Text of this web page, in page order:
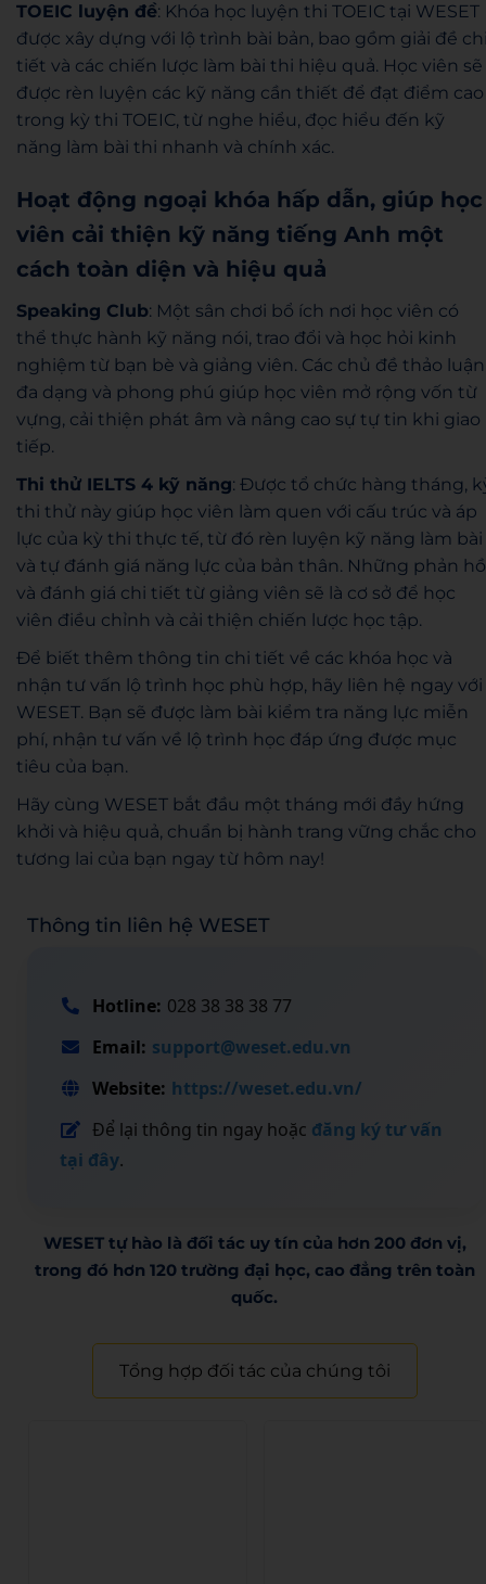
TOEIC luyện đề: Khóa học luyện thi TOEIC tại WESET
được xây dựng với lộ trình bài bản, bao gồm giải đề
tiết và các chiến lược làm bài thi hiệu quả. Học viên sẽ
được rèn luyện các kỹ năng cần thiết để đạt điểm cao
trong kỳ thi TOEIC, từ nghe hiểu, đọc hiểu đến kỹ
năng làm bài thi nhanh và chính xác.
Hoạt động ngoại khóa hấp dẫn, giúp học
viên cải thiện kỹ năng tiếng Anh một
cách toàn diện và hiệu quả
Speaking Club: Một sân chơi bổ ích nơi học viên có
thể thực hành kỹ năng nói, trao đổi và học hỏi kinh
nghiệm từ bạn bè và giảng viên. Các chủ đề thảo luận
đa dạng và phong phú giúp học viên mở rộng vốn từ
vựng, cải thiện phát âm và nâng cao sự tự tin khi giao
tiếp.
Thi thử IELTS 4 kỹ năng: Được tổ chức hàng tháng,
thi thử này giúp học viên làm quen với cấu trúc và áp
lực của kỳ thi thực tế, từ đó rèn luyện kỹ năng làm bài
và tự đánh giá năng lực của bản thân. Những phản
và đánh giá chi tiết từ giảng viên sẽ là cơ sở để học
viên điều chỉnh và cải thiện chiến lược học tập.
Để biết thêm thông tin chi tiết về các khóa học và
nhận tư vấn lộ trình học phù hợp, hãy liên hệ ngay với
WESET. Bạn sẽ được làm bài kiểm tra năng lực miễn
phí, nhận tư vấn về lộ trình học đáp ứng được mục
tiêu của bạn.
Hãy cùng WESET bắt đầu một tháng mới đầy hứng
khởi và hiệu quả, chuẩn bị hành trang vững chắc cho
tương lai của bạn ngay từ hôm nay!
Thông tin liên hệ WESET
Hotline: 028 38 38 38 77
Email: support@weset.edu.vn
Website: https://weset.edu.vn/
Để lại thông tin ngay hoặc đăng ký tư vấn
tại đây.
WESET tự hào là đối tác uy tín của hơn 200 đơn vị,
trong đó hơn 120 trường đại học, cao đẳng trên toàn
quốc.​
Tổng hợp đối tác của chúng tôi